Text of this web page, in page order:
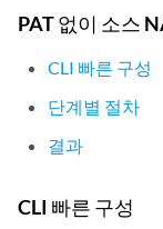
PAT 없이 소스
CLI 빠른 구성
단계별 절차
결과
CLI 빠른 구성